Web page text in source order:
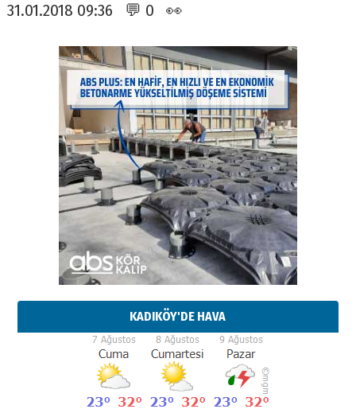
31.01.2018 09:36 💬 0 👀
KADIKÖY'DE HAVA